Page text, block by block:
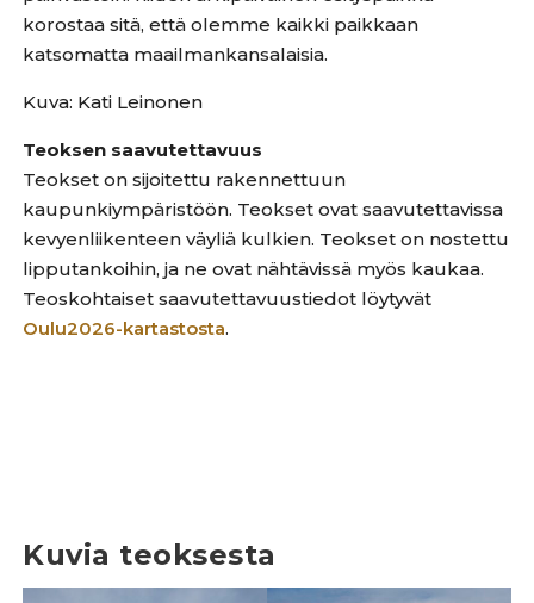
korostaa sitä, että olemme kaikki paikkaan
katsomatta maailmankansalaisia.
Kuva: Kati Leinonen
Teoksen saavutettavuus
Teokset on sijoitettu rakennettuun
kaupunkiympäristöön. Teokset ovat saavutettavissa
kevyenliikenteen väyliä kulkien. Teokset on nostettu
lipputankoihin, ja ne ovat nähtävissä myös kaukaa.
Teoskohtaiset saavutettavuustiedot löytyvät
Oulu2026-kartastosta.
Kuvia teoksesta